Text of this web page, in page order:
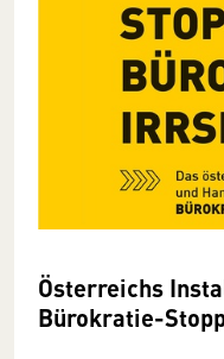
Österreichs
Bürokratie-